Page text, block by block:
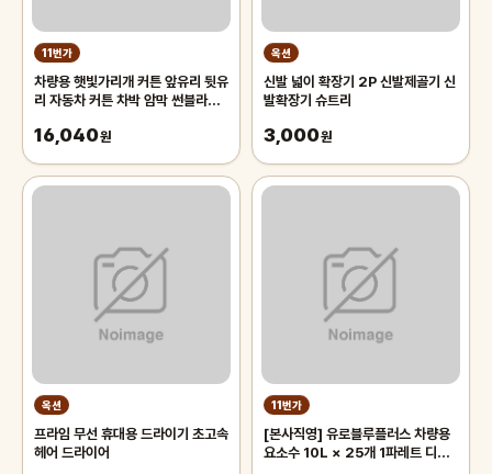
11번가
차량용 햇빛가리개 커튼 앞유리 뒷유
리 자동차 커튼 차박 암막 썬블라인
리햇
16,040원
옥션
신발 넓이 확장기 2P 신발제골기 신
발확장기 슈트리
3,000원
옥션
프라임 무선 휴대용 드라이기 초고속
헤어 드라이어
11번가
[본사직영] 유로블루플러스 차량용
요소수 10L × 25개 1파레트 디젤